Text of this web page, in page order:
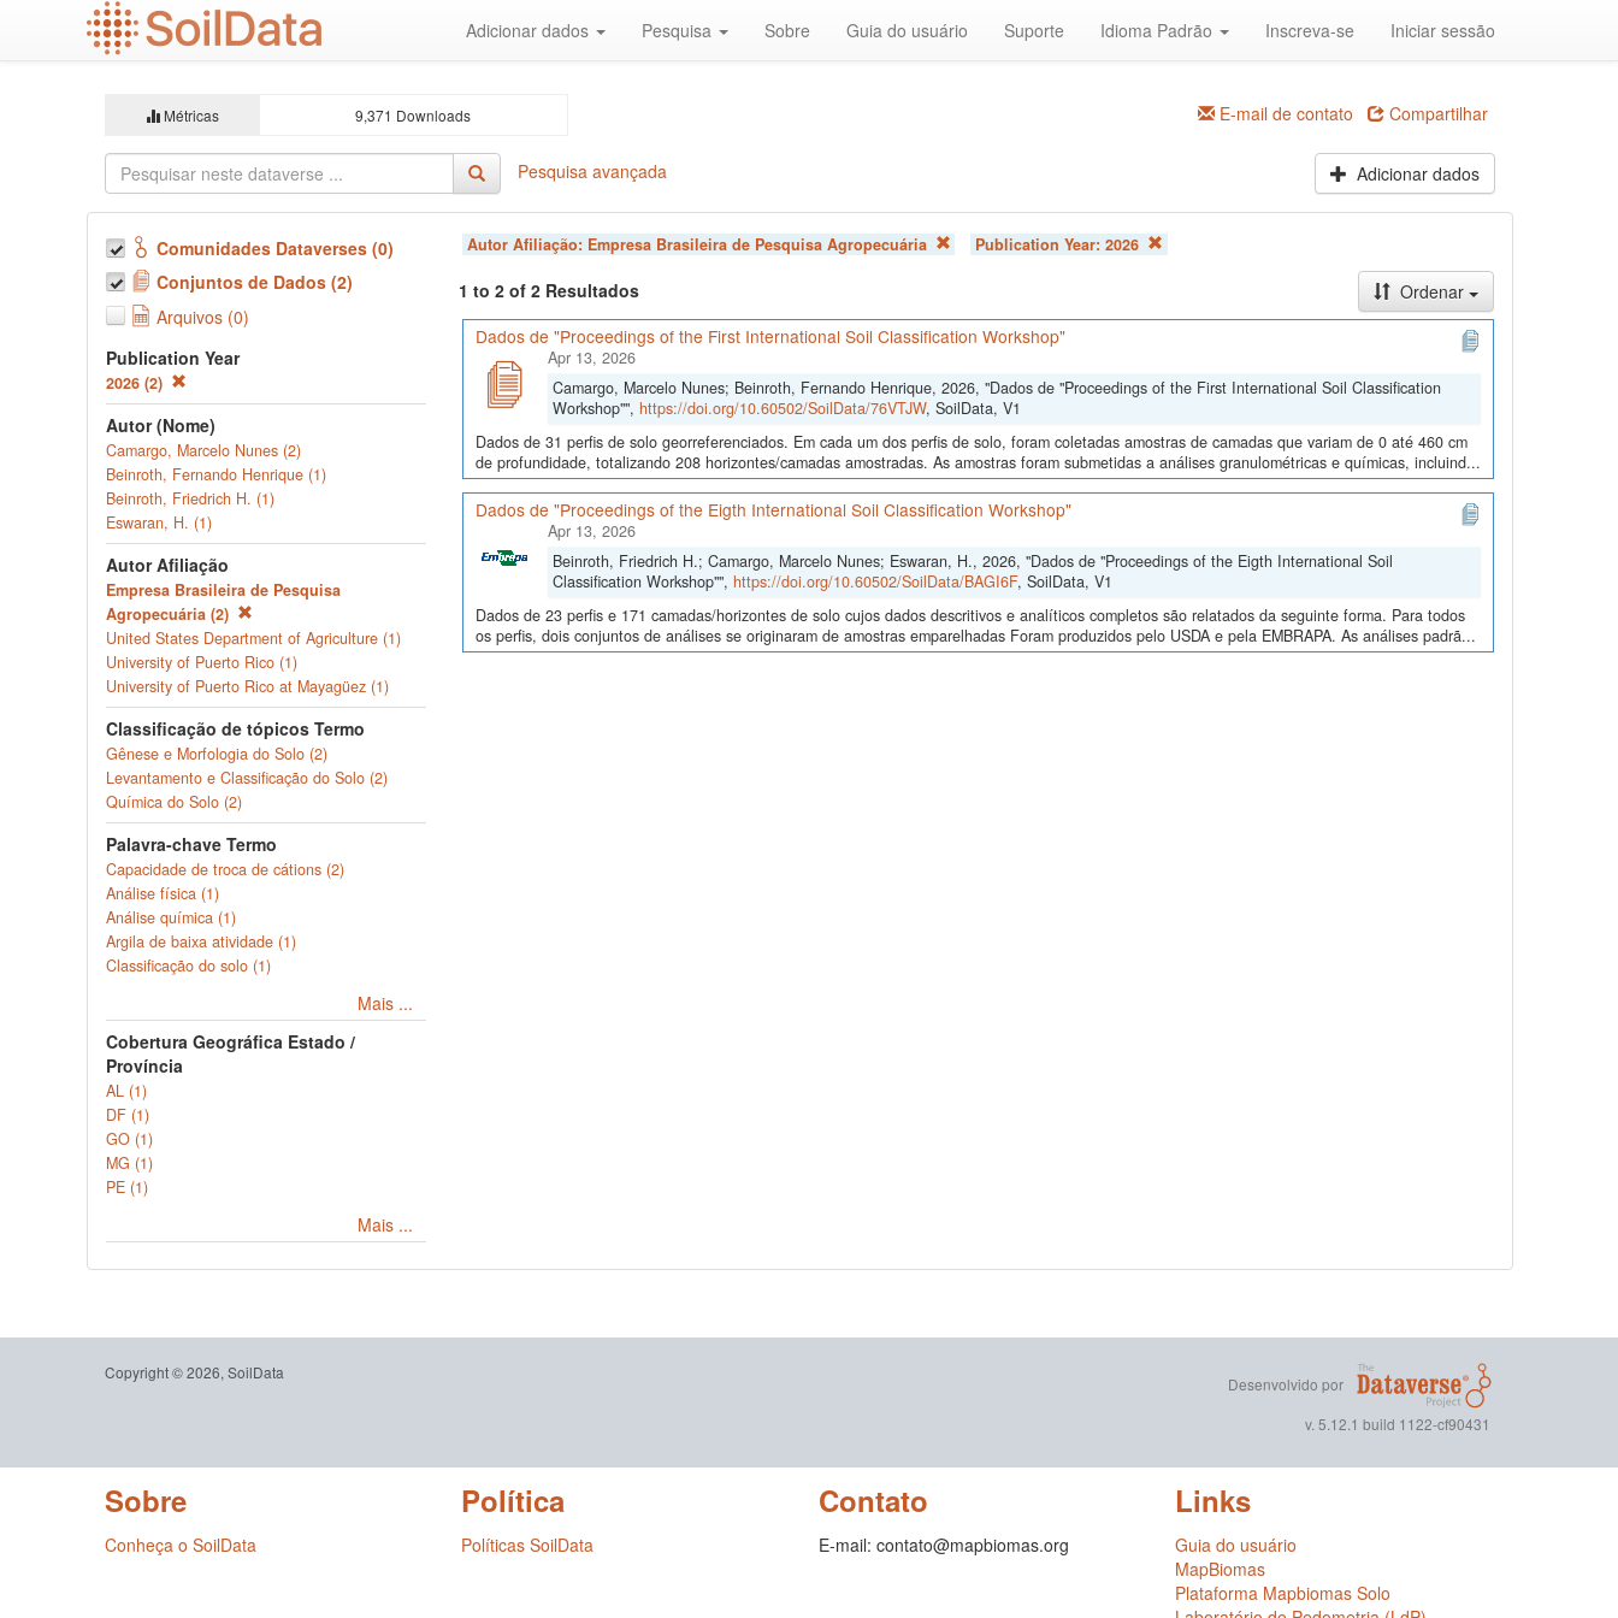
Adicionar dados Pesquisa Sobre Guia do usuário Suporte Idioma Padrão Inscreva-se Iniciar sessão
Métricas 9,371 Downloads E-mail de contato Compartilhar
Pesquisa avançada Adicionar dados
Comunidades Dataverses (0)
Conjuntos de Dados (2)
Arquivos (0)
Publication Year
2026 (2)
Autor (Nome)
Camargo, Marcelo Nunes (2)
Beinroth, Fernando Henrique (1)
Beinroth, Friedrich H. (1)
Eswaran, H. (1)
Autor Afiliação
Empresa Brasileira de Pesquisa
Agropecuária (2)
United States Department of Agriculture (1)
University of Puerto Rico (1)
University of Puerto Rico at Mayagüez (1)
Classificação de tópicos Termo
Gênese e Morfologia do Solo (2)
Levantamento e Classificação do Solo (2)
Química do Solo (2)
Palavra-chave Termo
Capacidade de troca de cátions (2)
Análise física (1)
Análise química (1)
Argila de baixa atividade (1)
Classificação do solo (1)
Mais ...
Cobertura Geográfica Estado /
Província
AL (1)
DF (1)
GO (1)
MG (1)
PE (1)
Mais ...
Autor Afiliação: Empresa Brasileira de Pesquisa Agropecuária Publication Year: 2026
1 to 2 of 2 Resultados
Ordenar
Dados de "Proceedings of the First International Soil Classification Workshop"
Apr 13, 2026
Camargo, Marcelo Nunes; Beinroth, Fernando Henrique, 2026, "Dados de "Proceedings of the First International Soil Classification
Workshop"", https://doi.org/10.60502/SoilData/76VTJW, SoilData, V1
Dados de 31 perfis de solo georreferenciados. Em cada um dos perfis de solo, foram coletadas amostras de camadas que variam de 0 até 460 cm
de profundidade, totalizando 208 horizontes/camadas amostradas. As amostras foram submetidas a análises granulométricas e químicas, incluind...
Dados de "Proceedings of the Eigth International Soil Classification Workshop"
Apr 13, 2026
Beinroth, Friedrich H.; Camargo, Marcelo Nunes; Eswaran, H., 2026, "Dados de "Proceedings of the Eigth International Soil
Classification Workshop"", https://doi.org/10.60502/SoilData/BAGI6F, SoilData, V1
Dados de 23 perfis e 171 camadas/horizontes de solo cujos dados descritivos e analíticos completos são relatados da seguinte forma. Para todos
os perfis, dois conjuntos de análises se originaram de amostras emparelhadas Foram produzidos pelo USDA e pela EMBRAPA. As análises padrã...
Copyright © 2026, SoilData
Desenvolvido por
v. 5.12.1 build 1122-cf90431
Sobre
Conheça o SoilData
Política
Políticas SoilData
Contato
E-mail: contato@mapbiomas.org
Links
Guia do usuário
MapBiomas
Plataforma Mapbiomas Solo